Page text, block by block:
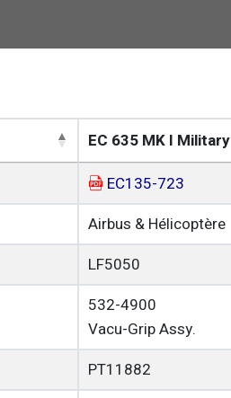
EC 635 MK I Military
EC135-723
Airbus & Hélicoptère
LF5050
532-4900
Vacu-Grip Assy.
PT11882